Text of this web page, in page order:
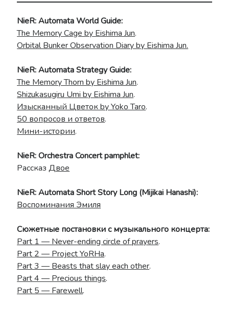
NieR: Automata World Guide:
The Memory Cage by Eishima Jun.
Orbital Bunker Observation Diary by Eishima Jun.
NieR: Automata Strategy Guide:
The Memory Thorn by Eishima Jun.
Shizukasugiru Umi by Eishima Jun.
Изысканный Цветок by Yoko Taro.
50 вопросов и ответов.
Мини-истории.
NieR: Orchestra Concert pamphlet:
РассказДвое
NieR: Automata Short Story Long (Mijikai Hanashi):
Воспоминания Эмиля
Сюжетные постановки с музыкального концерта:
Part 1 — Never-ending circle of prayers.
Part 2 — Project YoRHa.
Part 3 — Beasts that slay each other.
Part 4 — Precious things.
Part 5 — Farewell.